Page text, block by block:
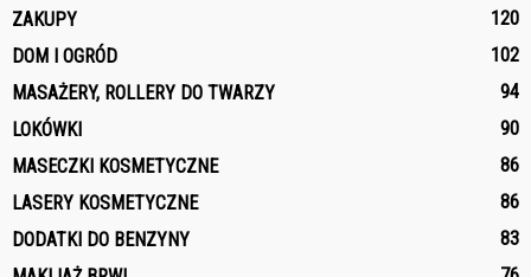
ZAKUPY
120
DOM I OGRÓD
102
MASAŻERY, ROLLERY DO TWARZY
94
LOKÓWKI
90
MASECZKI KOSMETYCZNE
86
LASERY KOSMETYCZNE
86
DODATKI DO BENZYNY
83